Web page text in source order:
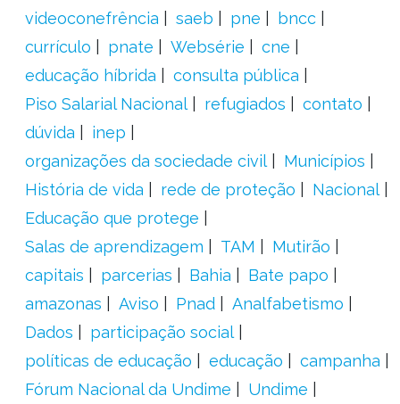
videoconefrência
saeb pne
bncc
currículo
pnate Websérie
cne
educação híbrida
consulta pública
Piso Salarial Nacional
refugiados
contato
dúvida
inep
organizações da sociedade civil
Municípios
História de vida
rede de proteção
Nacional
Educação que protege
Salas de aprendizagem
TAM
Mutirão
capitais
parcerias Bahia
Bate papo
amazonas
Aviso Pnad
Analfabetismo
Dados
participação social
políticas de educação
educação
campanha
Fórum Nacional da Undime
Undime